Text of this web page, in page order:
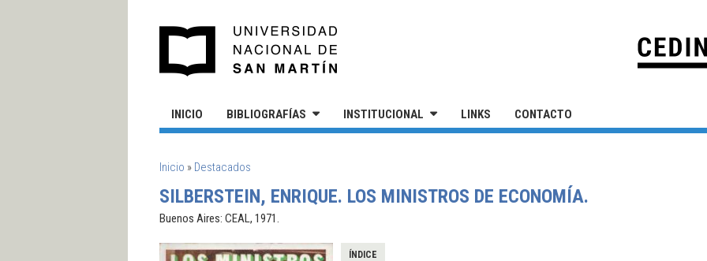
INICIO BIBLIOGRAFÍAS INSTITUCIONAL LINKS CONTACTO
SE ENCUENTRA USTED AQUÍ
Inicio » Destacados
SILBERSTEIN, ENRIQUE. LOS MINISTROS DE ECONOMÍA.
Buenos Aires: CEAL, 1971.
ÍNDICE